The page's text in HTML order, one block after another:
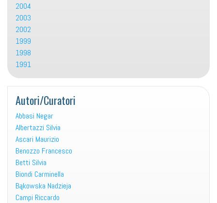
2004
2003
2002
1999
1998
1991
Autori/Curatori
Abbasi Negar
Albertazzi Silvia
Ascari Maurizio
Benozzo Francesco
Betti Silvia
Biondi Carminella
Bąkowska Nadzieja
Campi Riccardo